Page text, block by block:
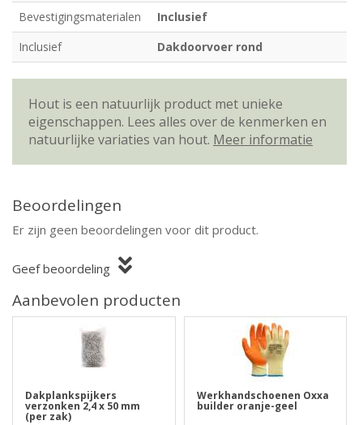
Bevestigingsmaterialen
Inclusief
Inclusief
Dakdoorvoer rond
Hout is een natuurlijk product met unieke
eigenschappen. Lees alles over de kenmerken en
natuurlijke variaties van hout. Meer informatie
Beoordelingen
Er zijn geen beoordelingen voor dit product.
Geef beoordeling
Aanbevolen producten
Dakplankspijkers
verzonken 2,4 x 50 mm
(per zak)
Werkhandschoenen Oxxa
builder oranje-geel